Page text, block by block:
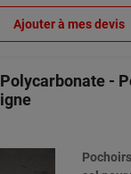
Ajouter à mes devis
-